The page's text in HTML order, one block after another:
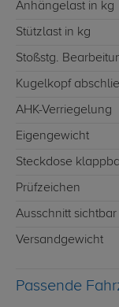
Anhängelast in kg
Stützlast in kg
Stoßstg.
Kugelkopf
AHK-Verriegelung
Eigengewicht
Steckdose
Prüfzeichen
Ausschnitt sichtbar
Versandgewicht
Passende